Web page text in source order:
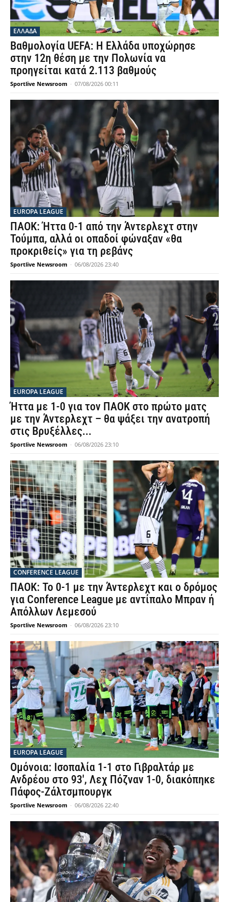
ΕΛΛΑΔΑ
Βαθμολογία UEFA: Η Ελλάδα υποχώρησε
στην 12η θέση με την Πολωνία να
προηγείται κατά 2.113 βαθμούς
Sportlive Newsroom - 07/08/2026 00:11
EUROPA LEAGUE
ΠΑΟΚ: Ήττα 0-1 από την Άντερλεχτ στην
Τούμπα, αλλά οι οπαδοί φώναξαν «θα
προκριθείς» για τη ρεβάνς
Sportlive Newsroom - 06/08/2026 23:40
EUROPA LEAGUE
Ήττα με 1-0 για τον ΠΑΟΚ στο πρώτο ματς
με την Άντερλεχτ – θα ψάξει την ανατροπή
στις Βρυξέλλες...
Sportlive Newsroom - 06/08/2026 23:10
CONFERENCE LEAGUE
ΠΑΟΚ: Το 0-1 με την Άντερλεχτ και ο δρόμος
για Conference League με αντίπαλο Μπραν ή
Απόλλων Λεμεσού
Sportlive Newsroom - 06/08/2026 23:10
EUROPA LEAGUE
Ομόνοια: Ισοπαλία 1-1 στο Γιβραλτάρ με
Ανδρέου στο 93′, Λεχ Πόζναν 1-0, διακόπηκε
Πάφος-Ζάλτσμπουργκ
Sportlive Newsroom - 06/08/2026 22:40